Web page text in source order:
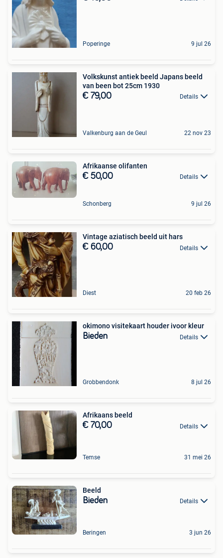
Poperinge 9 jul 26
Volkskunst antiek beeld Japans beeld
van been bot 25cm 1930
€ 79,00 Details
Valkenburg aan de Geul 22 nov 23
Afrikaanse olifanten
€ 50,00 Details
Schonberg 9 jul 26
Vintage aziatisch beeld uit hars
€ 60,00 Details
Diest 20 feb 26
okimono visitekaart houder ivoor kleur
Bieden Details
Grobbendonk 8 jul 26
Afrikaans beeld
€ 70,00 Details
Temse 31 mei 26
Beeld
Bieden Details
Beringen 3 jun 26